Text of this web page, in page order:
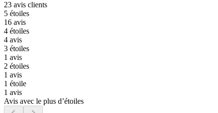
23 avis clients
5 étoiles
16 avis
4 étoiles
4 avis
3 étoiles
1 avis
2 étoiles
1 avis
1 étoile
1 avis
Avis avec le plus d’étoiles